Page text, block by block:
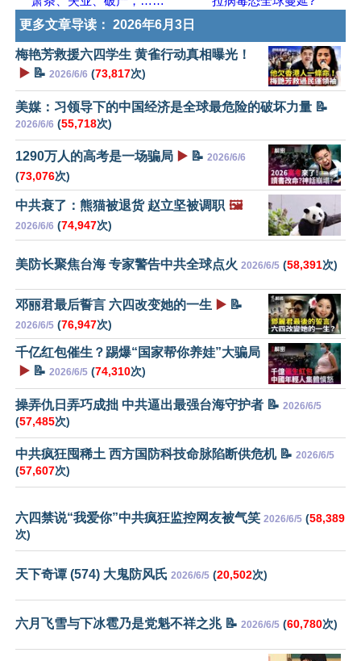
更多文章导读： 2026年6月3日
梅艳芳救援六四学生 黄雀行动真相曝光！
▶️ 📝 2026/6/6 (73,817次)
美媒：习领导下的中国经济是全球最危险的破坏力量 📝
2026/6/6 (55,718次)
1290万人的高考是一场骗局 ▶️ 📝 2026/6/6
(73,076次)
中共衰了：熊猫被退货 赵立坚被调职 🖼️
2026/6/6 (74,947次)
美防长聚焦台海 专家警告中共全球点火 2026/6/5 (58,391次)
邓丽君最后誓言 六四改变她的一生 ▶️ 📝
2026/6/5 (76,947次)
千亿红包催生？踢爆“国家帮你养娃”大骗局
▶️ 📝 2026/6/5 (74,310次)
操弄仇日弄巧成拙 中共逼出最强台海守护者 📝 2026/6/5
(57,485次)
中共疯狂囤稀土 西方国防科技命脉陷断供危机 📝 2026/6/5
(57,607次)
六四禁说“我爱你”中共疯狂监控网友被气笑 2026/6/5 (58,389
次)
天下奇谭 (574) 大鬼防风氏 2026/6/5 (20,502次)
六月飞雪与下冰雹乃是党魁不祥之兆 📝 2026/6/5 (60,780次)